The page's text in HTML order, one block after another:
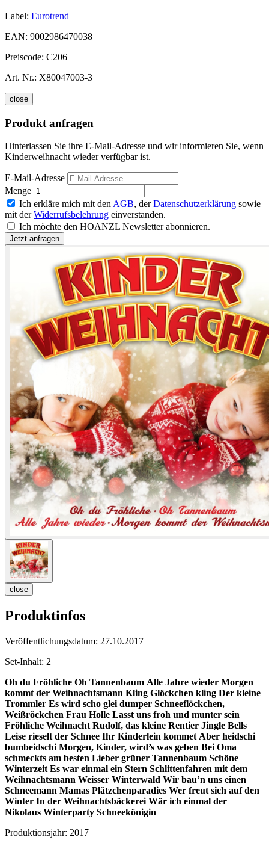
Label: Eurotrend
EAN: 9002986470038
Preiscode: C206
Art. Nr.: X80047003-3
close
Produkt anfragen
Hinterlassen Sie ihre E-Mail-Adresse und wir informieren Sie, wenn
Kinderweihnacht wieder verfügbar ist.
E-Mail-Adresse
Menge
Ich erkläre mich mit den AGB, derDatenschutzerklärung sowie
mit derWiderrufsbelehrung einverstanden.
Ich möchte den HOANZL Newsletter abonnieren.
close
Produktinfos
Veröffentlichungsdatum: 27.10.2017
Set-Inhalt: 2
Oh du Fröhliche Oh Tannenbaum Alle Jahre wieder Morgen
kommt der Weihnachtsmann Kling Glöckchen kling Der kleine
Trommler Es wird scho glei dumper Schneeflöckchen,
Weißröckchen Frau Holle Lasst uns froh und munter sein
Fröhliche Weihnacht Rudolf, das kleine Rentier Jingle Bells
Leise rieselt der Schnee Ihr Kinderlein kommet Aber heidschi
bumbeidschi Morgen, Kinder, wird’s was geben Bei Oma
schmeckts am besten Lieber grüner Tannenbaum Schöne
Winterzeit Es war einmal ein Stern Schlittenfahren mit dem
Weihnachtsmann Weisser Winterwald Wir bau’n uns einen
Schneemann Mamas Plätzchenparadies Wer freut sich auf den
Winter In der Weihnachtsbäckerei Wär ich einmal der
Nikolaus Winterparty Schneekönigin
Produktionsjahr: 2017